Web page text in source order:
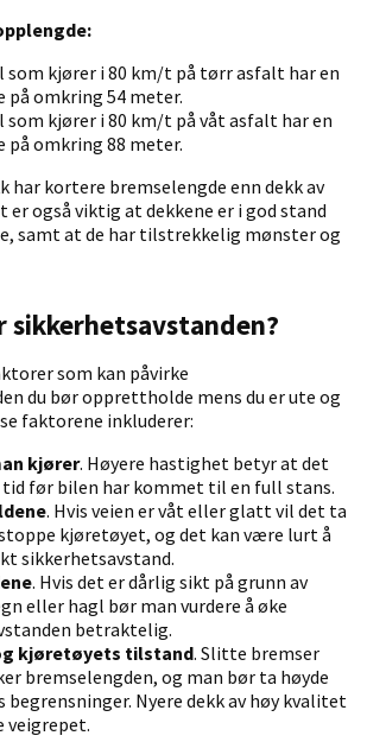
som kjører i 80 km/t på tørr asfalt har en
på omkring 54 meter.
som kjører i 80 km/t på våt asfalt har en
på omkring 88 meter.
har kortere bremselengde enn dekk av
er også viktig at dekkene er i god stand
samt at de har tilstrekkelig mønster og
sikkerhetsavstanden?
som kan påvirke
du bør opprettholde mens du er ute og
faktorene inkluderer:
kjører. Høyere hastighet betyr at det
før bilen har kommet til en full stans.
. Hvis veien er våt eller glatt vil det ta
kjøretøyet, og det kan være lurt å
sikkerhetsavstand.
. Hvis det er dårlig sikt på grunn av
eller hagl bør man vurdere å øke
betraktelig.
kjøretøyets tilstand. Slitte bremser
bremselengden, og man bør ta høyde
Nyere dekk av høy kvalitet
veigrepet.